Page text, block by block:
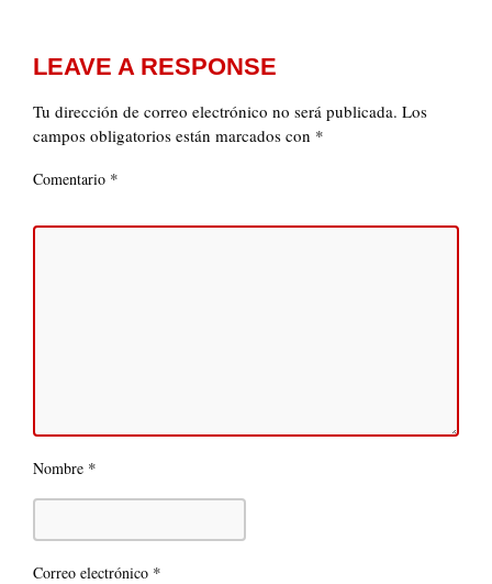
LEAVE A RESPONSE
Tu dirección de correo electrónico no será publicada. Los
campos obligatorios están marcados con *
Comentario *
Nombre *
Correo electrónico *